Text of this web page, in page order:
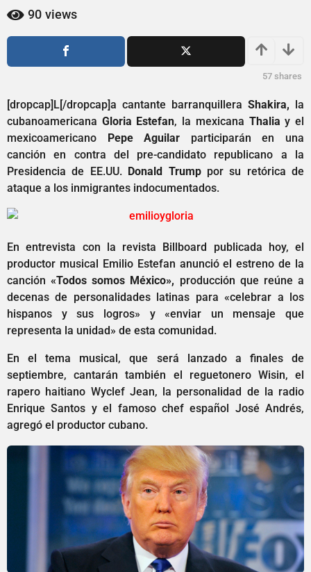
a
ñ
g
o
o
90 views
57 shares
[dropcap]L[/dropcap]a cantante barranquillera Shakira, la
cubanoamericana Gloria Estefan, la mexicana Thalia y el
mexicoamericano Pepe Aguilar participarán en una
canción en contra del pre-candidato republicano a la
Presidencia de EE.UU. Donald Trumppor su retórica de
ataque a los inmigrantes indocumentados.
En entrevista con la revista Billboard publicada hoy, el
productor musical Emilio Estefan anunció el estreno de la
canción«Todos somos México», producción que reúne a
decenas de personalidades latinas para «celebrar a los
hispanos y sus logros» y «enviar un mensaje que
representa la unidad» de esta comunidad.
En el tema musical, que será lanzado a finales de
septiembre, cantarán también el reguetonero Wisin, el
rapero haitiano Wyclef Jean, la personalidad de la radio
Enrique Santos y el famoso chef español José Andrés,
agregó el productor cubano.